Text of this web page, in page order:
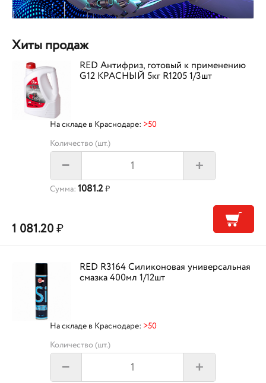
Хиты продаж
RED Антифриз, готовый к применению
G12 КРАСНЫЙ 5кг R1205 1/3шт
На складе в Краснодаре: >50
Количество (шт.)
– +
Сумма: 1081.2₽
1 081.20₽
RED R3164 Силиконовая универсальная
смазка 400мл 1/12шт
На складе в Краснодаре: >50
Количество (шт.)
– +